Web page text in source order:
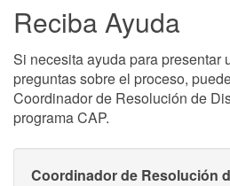
Reciba Ayuda
Si necesita ayuda para presentar
preguntas sobre el proceso,
Coordinador de Resolución de
programa CAP.
Coordinador de Resolución